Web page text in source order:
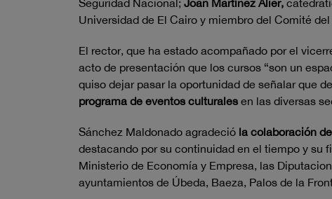
Seguridad Nacional; Joan Martínez Alier,
Universidad de El Cairo y miembro del Comité
El rector, que ha estado acompañado por el
acto de presentación que los cursos “son un
quiso dejar pasar la oportunidad de señalar que
programa de eventos culturales en las diversas
Sánchez Maldonado agradeció la colaboración
destacando por su continuidad en el tiempo y su
Ministerio de Economía y Empresa, las
ayuntamientos de Úbeda, Baeza, Palos de la